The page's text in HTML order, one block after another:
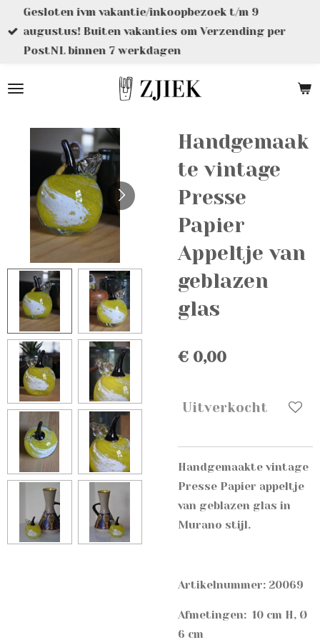
direct
naar
hoofdinhoud
Gesloten ivm vakantie/inkoopbezoek t/m 9
augustus! Buiten vakanties om Verzending per
PostNL binnen 7 werkdagen
Handgemaak
te vintage
Presse
Papier
Appeltje van
geblazen
glas
€ 0,00
Uitverkocht
Handgemaakte vintage
Presse Papier appeltje
van geblazen glas in
Murano stijl.
Artikelnummer: 20069
Afmetingen: 10 cm H, Ø
6 cm